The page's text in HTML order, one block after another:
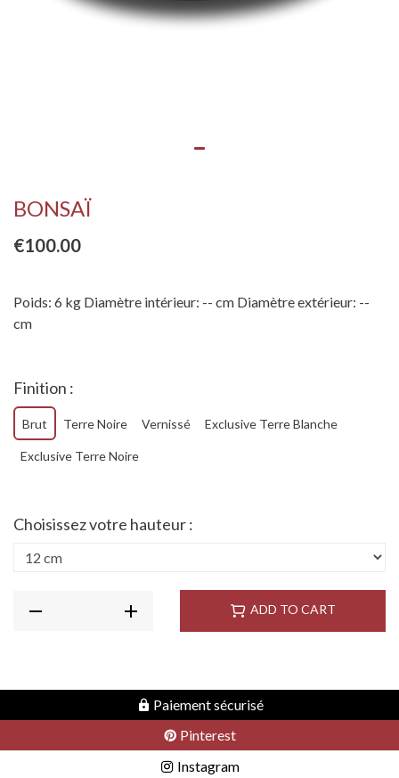
BONSAÏ
€100.00
Poids: 6 kg Diamètre intérieur: -- cm Diamètre extérieur: --
cm
Finition :
Brut Terre Noire Vernissé Exclusive Terre Blanche
Exclusive Terre Noire
Choisissez votre hauteur :
ADD TO CART
Paiement sécurisé
Pinterest
Instagram